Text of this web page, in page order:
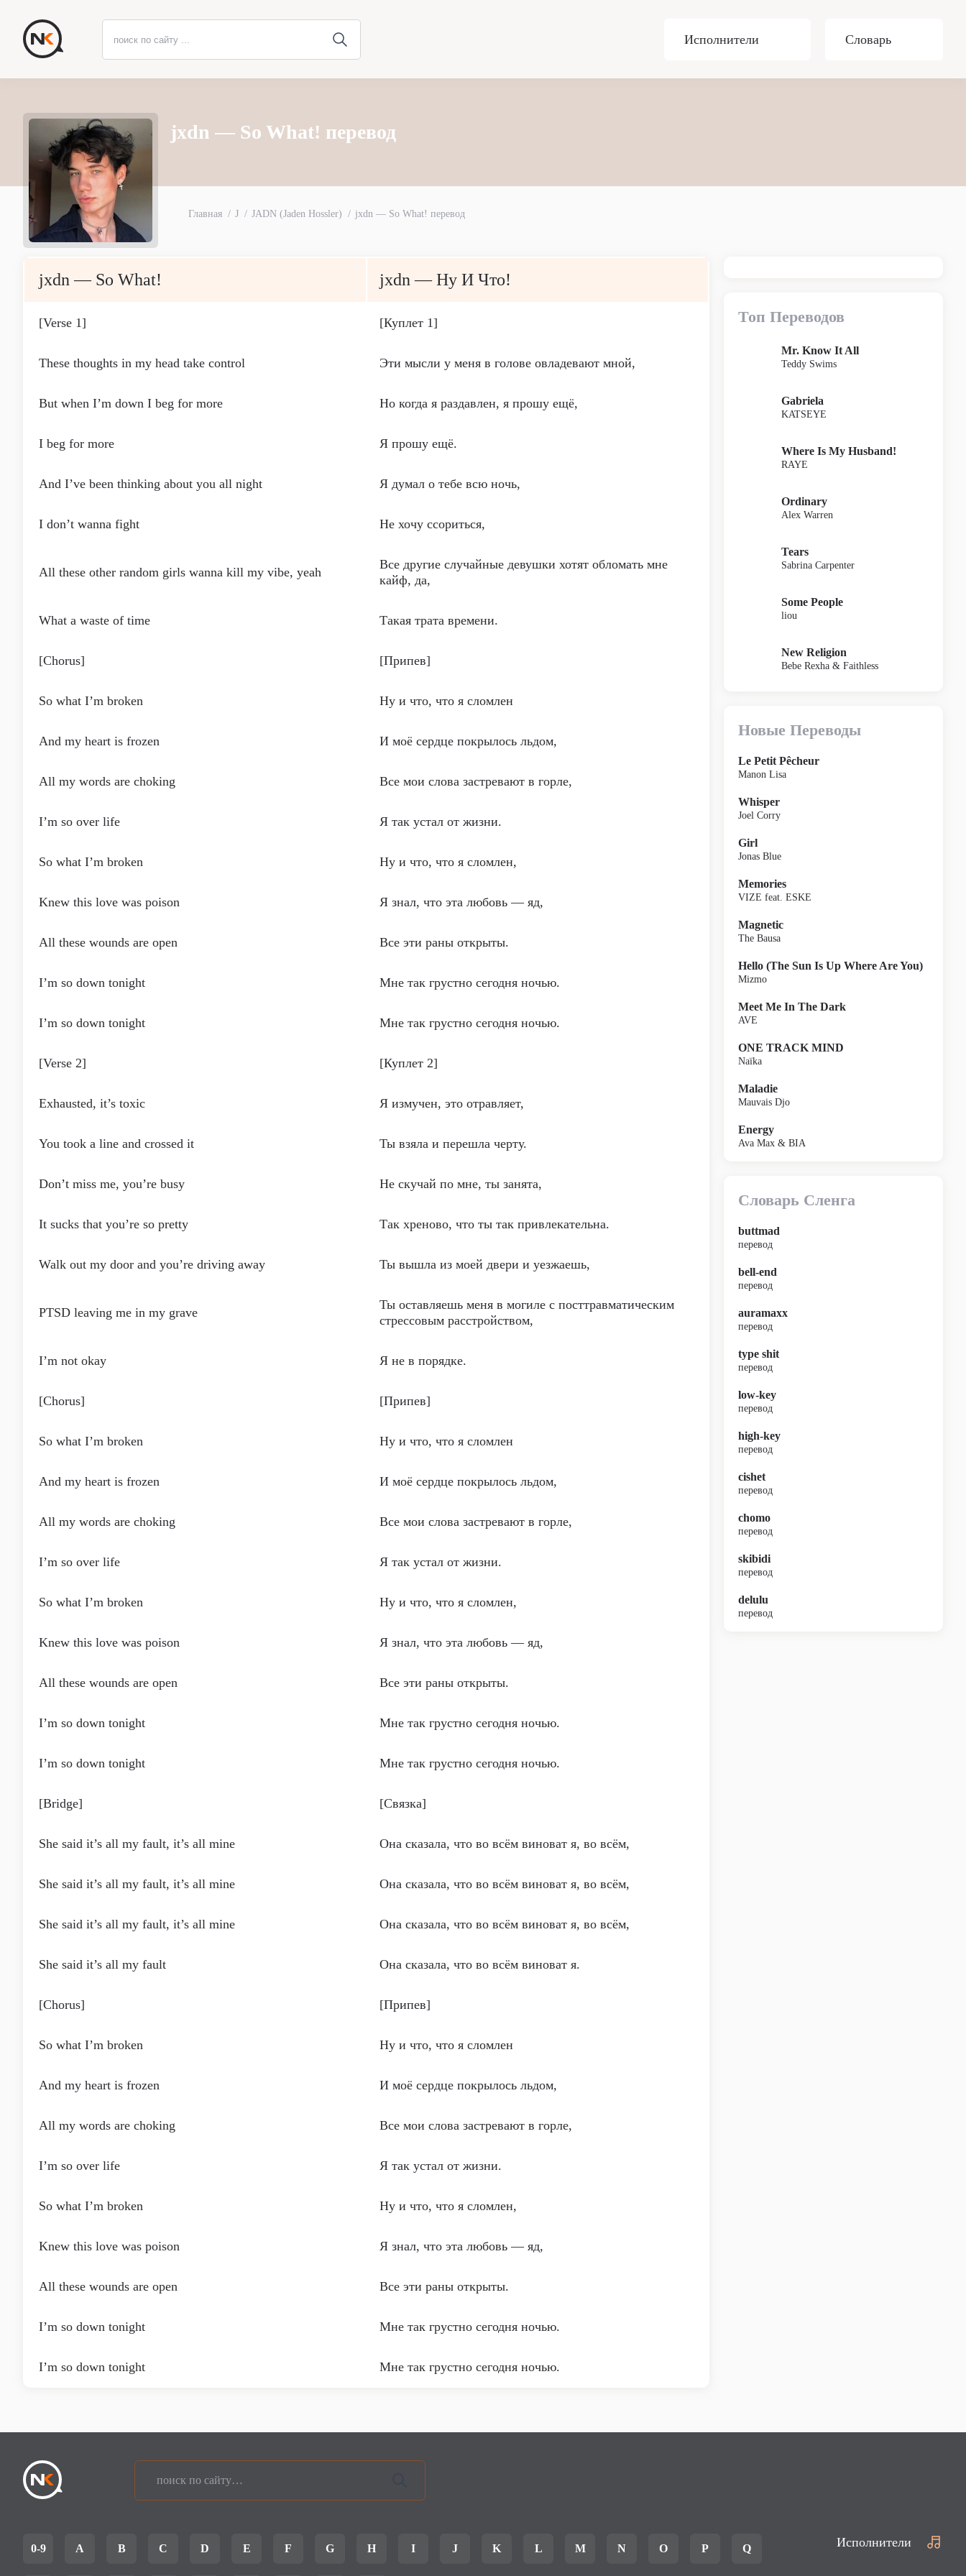
Исполнители Словарь
jxdn — So What! перевод
Главная J JADN (Jaden Hossler) jxdn — So What! перевод
jxdn — So What! jxdn — Ну И Что!
[Verse 1] [Куплет 1]
These thoughts in my head take control Эти мысли у меня в голове овладевают мной,
But when I’m down I beg for more Но когда я раздавлен, я прошу ещё,
I beg for more Я прошу ещё.
And I’ve been thinking about you all night Я думал о тебе всю ночь,
I don’t wanna fight Не хочу ссориться,
All these other random girls wanna kill my vibe, yeah
Все другие случайные девушки хотят обломать мне
кайф, да,
What a waste of time Такая трата времени.
[Chorus] [Припев]
So what I’m broken Ну и что, что я сломлен
And my heart is frozen И моё сердце покрылось льдом,
All my words are choking Все мои слова застревают в горле,
I’m so over life Я так устал от жизни.
So what I’m broken Ну и что, что я сломлен,
Knew this love was poison Я знал, что эта любовь — яд,
All these wounds are open Все эти раны открыты.
I’m so down tonight Мне так грустно сегодня ночью.
I’m so down tonight Мне так грустно сегодня ночью.
[Verse 2] [Куплет 2]
Exhausted, it’s toxic Я измучен, это отравляет,
You took a line and crossed it Ты взяла и перешла черту.
Don’t miss me, you’re busy Не скучай по мне, ты занята,
It sucks that you’re so pretty Так хреново, что ты так привлекательна.
Walk out my door and you’re driving away Ты вышла из моей двери и уезжаешь,
PTSD leaving me in my grave
Ты оставляешь меня в могиле с посттравматическим
стрессовым расстройством,
I’m not okay Я не в порядке.
[Chorus] [Припев]
So what I’m broken Ну и что, что я сломлен
And my heart is frozen И моё сердце покрылось льдом,
All my words are choking Все мои слова застревают в горле,
I’m so over life Я так устал от жизни.
So what I’m broken Ну и что, что я сломлен,
Knew this love was poison Я знал, что эта любовь — яд,
All these wounds are open Все эти раны открыты.
I’m so down tonight Мне так грустно сегодня ночью.
I’m so down tonight Мне так грустно сегодня ночью.
[Bridge] [Связка]
She said it’s all my fault, it’s all mine Она сказала, что во всём виноват я, во всём,
She said it’s all my fault, it’s all mine Она сказала, что во всём виноват я, во всём,
She said it’s all my fault, it’s all mine Она сказала, что во всём виноват я, во всём,
She said it’s all my fault Она сказала, что во всём виноват я.
[Chorus] [Припев]
So what I’m broken Ну и что, что я сломлен
And my heart is frozen И моё сердце покрылось льдом,
All my words are choking Все мои слова застревают в горле,
I’m so over life Я так устал от жизни.
So what I’m broken Ну и что, что я сломлен,
Knew this love was poison Я знал, что эта любовь — яд,
All these wounds are open Все эти раны открыты.
I’m so down tonight Мне так грустно сегодня ночью.
I’m so down tonight Мне так грустно сегодня ночью.
Топ Переводов
Mr. Know It All
Teddy Swims
Gabriela
KATSEYE
Where Is My Husband!
RAYE
Ordinary
Alex Warren
Tears
Sabrina Carpenter
Some People
liou
New Religion
Bebe Rexha & Faithless
Новые Переводы
Le Petit Pêcheur
Manon Lisa
Whisper
Joel Corry
Girl
Jonas Blue
Memories
VIZE feat. ESKE
Magnetic
The Bausa
Hello (The Sun Is Up Where Are You)
Mizmo
Meet Me In The Dark
AVE
ONE TRACK MIND
Naïka
Maladie
Mauvais Djo
Energy
Ava Max & BIA
Словарь Сленга
buttmad
перевод
bell-end
перевод
auramaxx
перевод
type shit
перевод
low-key
перевод
high-key
перевод
cishet
перевод
chomo
перевод
skibidi
перевод
delulu
перевод
0-9 A B C D E F G H I J K L M N O P Q Исполнители